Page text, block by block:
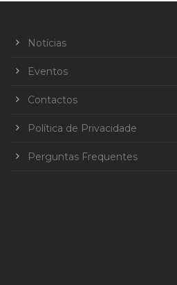
Notícias
Eventos
Contactos
Política de Privacidade
Perguntas Frequentes